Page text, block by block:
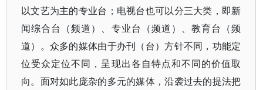
以文艺为主的专业台；电视台也可以分三大类，即新
闻综合台（频道）、专业台（频道）、教育台（频
道）。众多的媒体由于办刊（台）方针不同，功能定
位受众定位不同，呈现出各自特点和不同的价值取
向。面对如此庞杂的多元的媒体，沿袭过去的提法把